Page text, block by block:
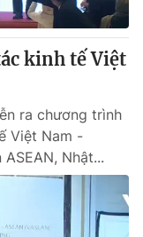
kinh tế Việt
ra chương trình
Việt Nam -
Nhật...